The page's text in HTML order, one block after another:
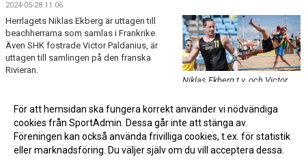
2024-05-28 11:06
Niklas Ekberg t.v. och Victor
Herrlagets Niklas Ekberg är uttagen till
beachherrarna som samlas i Frankrike.
Även SHK fostrade Victor Paldanius, är
uttagen till samlingen på den franska
Rivieran.
För att hemsidan ska fungera korrekt använder vi nödvändiga
cookies från SportAdmin. Dessa går inte att stänga av.
Föreningen kan också använda frivilliga cookies, t.ex. för statistik
eller marknadsföring. Du väljer själv om du vill acceptera dessa.